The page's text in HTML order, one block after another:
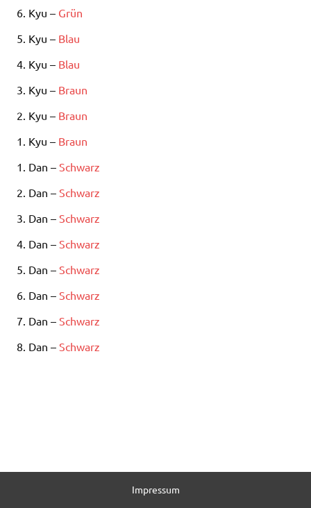
6. Kyu – Grün
5. Kyu – Blau
4. Kyu – Blau
3. Kyu – Braun
2. Kyu – Braun
1. Kyu – Braun
1. Dan – Schwarz
2. Dan – Schwarz
3. Dan – Schwarz
4. Dan – Schwarz
5. Dan – Schwarz
6. Dan – Schwarz
7. Dan – Schwarz
8. Dan – Schwarz
Impressum